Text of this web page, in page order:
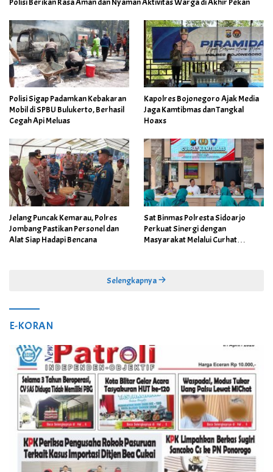
Polisi Berikan Rasa Aman dan Nyaman Aktivitas Warga di Akhir Pekan
Polisi Sigap Padamkan Kebakaran
Mobil di SPBU Bulukerto, Berhasil
Cegah Api Meluas
Kapolres Bojonegoro Ajak Media
Jaga Kamtibmas dan Tangkal
Hoaxs
Jelang Puncak Kemarau, Polres
Jombang Pastikan Personel dan
Alat Siap Hadapi Bencana
Sat Binmas Polresta Sidoarjo
Perkuat Sinergi dengan
Masyarakat Melalui Curhat
Selengkapnya
E-KORAN